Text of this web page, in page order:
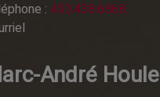
: 450.438.6868
André Houle